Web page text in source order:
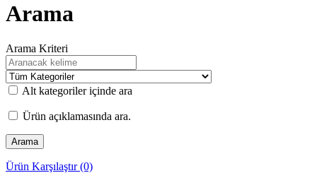
Arama
Arama Kriteri
Alt kategoriler içinde ara
Ürün açıklamasında ara.
Ürün Karşılaştır (0)